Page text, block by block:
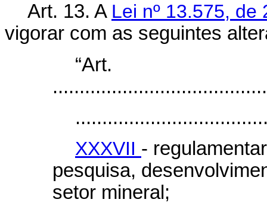
Art. 13. A Lei nº 13.575,
vigorar com as seguintes
XXXVII -
pesquisa,
setor mineral;